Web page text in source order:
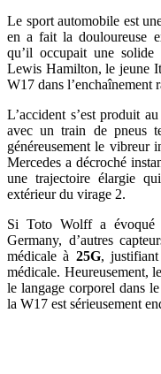
Le sport automobile est
en a fait la douloureuse
qu’il occupait une
Lewis Hamilton, le jeune
W17 dans l’enchaînement
L’accident s’est produit
avec un train de pneus
généreusement le vibreur
Mercedes a décroché
une trajectoire élargie
extérieur du virage 2.
Si Toto Wolff a évoqué
Germany, d’autres
médicale à 25G,
médicale. Heureusement,
le langage corporel dans
la W17 est sérieusement